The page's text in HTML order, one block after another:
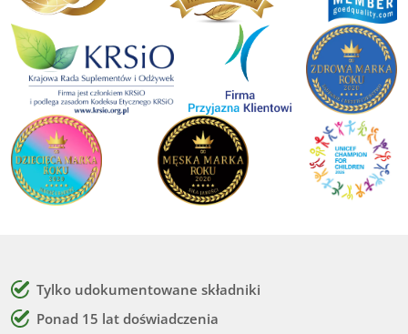
Tylko udokumentowane składniki
Ponad 15 lat doświadczenia